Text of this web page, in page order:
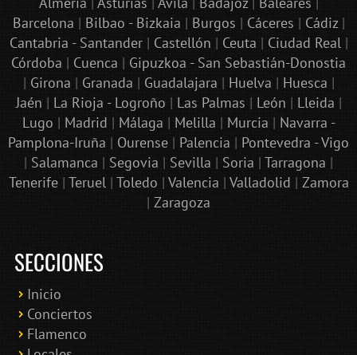
Barcelona | Bilbao - Bizkaia | Burgos | Cáceres | Cádiz|
Cantabria - Santander| Castellón | Ceuta | Ciudad Real |
Córdoba | Cuenca | Gipuzkoa - San Sebastián-Donostia
| Girona | Granada | Guadalajara | Huelva | Huesca |
Jaén | La Rioja - Logroño | Las Palmas | León | Lleida |
Lugo | Madrid | Málaga | Melilla | Murcia | Navarra -
Pamplona-Iruña | Ourense | Palencia | Pontevedra - Vigo
| Salamanca | Segovia | Sevilla | Soria | Tarragona |
Tenerife| Teruel | Toledo | Valencia | Valladolid | Zamora
| Zaragoza
SECCIONES
Inicio
Conciertos
Flamenco